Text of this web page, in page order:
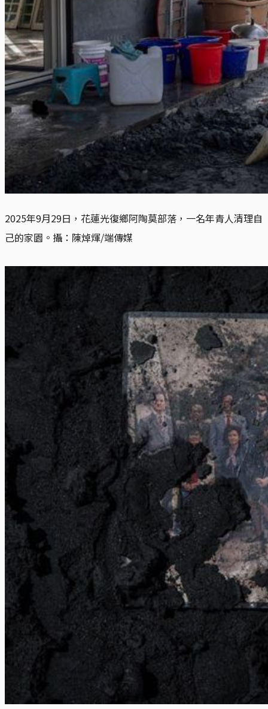
2025年9月29日，花蓮光復鄉阿陶莫部落，一名年青人清理自
己的家園。攝：陳焯煇/端傳媒